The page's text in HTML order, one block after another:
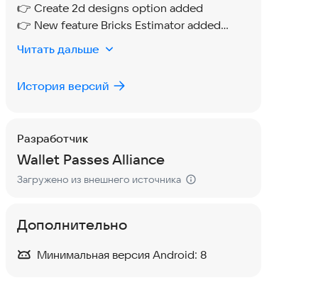
👉 Create 2d designs option added
👉 New feature Bricks Estimator added
👉 Bugs Fixed & Performance Improved
Читать дальше
История версий
Разработчик
Wallet Passes Alliance
Загружено из внешнего источника
Дополнительно
Минимальная версия Android: 8